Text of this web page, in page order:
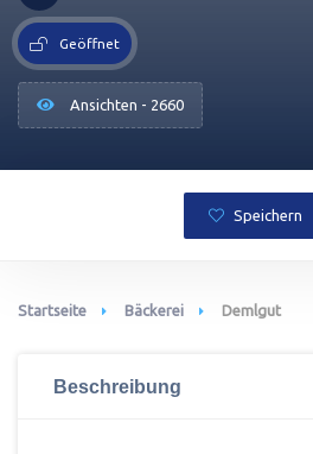
Geöffnet
Ansichten - 2660
Speichern
Startseite Bäckerei Demlgut
Beschreibung